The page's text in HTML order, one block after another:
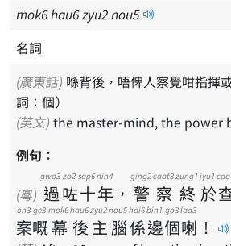
mok6hau6zyu2nou5
名詞
(廣東話)
詞：個）
(英文) the master-mind, the power
例句：
(粵) 過
gwo3
咗
zo2
十
sap6
年
nin4
， 警
ging2
察
caat3
終
zung1
於
jyu1
案
on3
嘅
ge3
幕
mok6
後
hau6
主
zyu2
腦
nou5
係
hai6
邊
bin1
個
go3
喇
laa3
！